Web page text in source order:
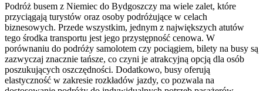
Podróż busem z Niemiec do Bydgoszczy ma wiele zalet, które
przyciągają turystów oraz osoby podróżujące w celach
biznesowych. Przede wszystkim, jednym z największych atutów
tego środka transportu jest jego przystępność cenowa. W
porównaniu do podróży samolotem czy pociągiem, bilety na busy są
zazwyczaj znacznie tańsze, co czyni je atrakcyjną opcją dla osób
poszukujących oszczędności. Dodatkowo, busy oferują
elastyczność w zakresie rozkładów jazdy, co pozwala na